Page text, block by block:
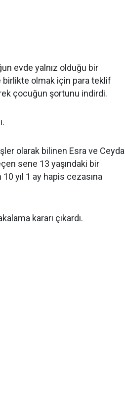
evde yalnız olduğu bir
birlikte olmak için para teklif
çocuğun şortunu indirdi.
olarak bilinen Esra ve Ceyda
sene 13 yaşındaki bir
yıl 1 ay hapis cezasına
kararı çıkardı.